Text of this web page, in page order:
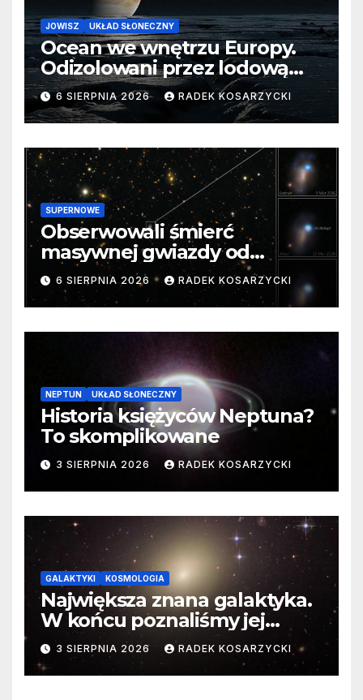
JOWISZ UKŁAD SŁONECZNY
Ocean we wnętrzu Europy.
Odizolowani przez lodową
barierę
6 SIERPNIA 2026 RADEK KOSARZYCKI
SUPERNOWE
Obserwowali śmierć
masywnej gwiazdy od
samego początku. Niezwykle
cenne dane
6 SIERPNIA 2026 RADEK KOSARZYCKI
NEPTUN UKŁAD SŁONECZNY
Historia księżyców Neptuna?
To skomplikowane
3 SIERPNIA 2026 RADEK KOSARZYCKI
GALAKTYKI KOSMOLOGIA
Największa znana galaktyka.
W końcu poznaliśmy jej
faktyczne wymiary
3 SIERPNIA 2026 RADEK KOSARZYCKI